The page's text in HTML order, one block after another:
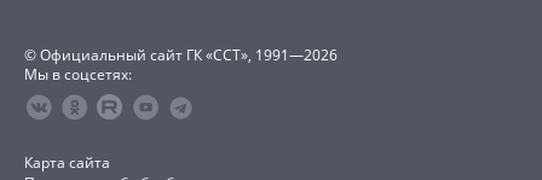
© Официальный сайт ГК «ССТ», 1991—2026
Мы в соцсетях:
Карта сайта